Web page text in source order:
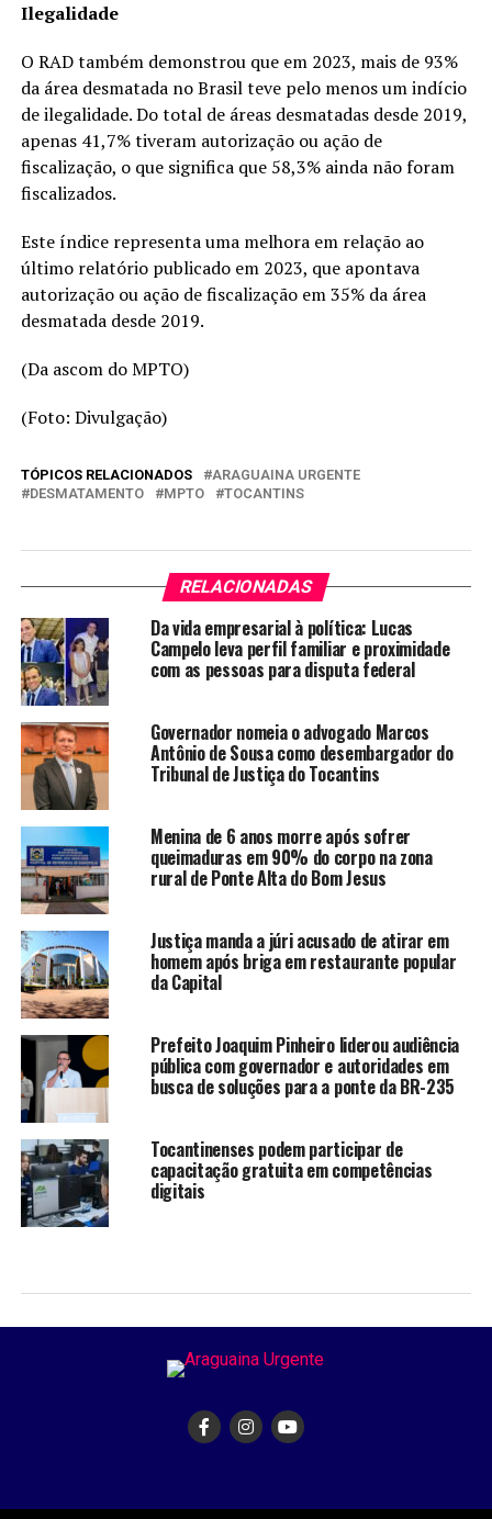
Ilegalidade
O RAD também demonstrou que em 2023, mais de 93%
da área desmatada no Brasil teve pelo menos um indício
de ilegalidade. Do total de áreas desmatadas desde 2019,
apenas 41,7% tiveram autorização ou ação de
fiscalização, o que significa que 58,3% ainda não foram
fiscalizados.
Este índice representa uma melhora em relação ao
último relatório publicado em 2023, que apontava
autorização ou ação de fiscalização em 35% da área
desmatada desde 2019.
(Da ascom do MPTO)
(Foto: Divulgação)
TÓPICOS RELACIONADOS
ARAGUAINA URGENTE
DESMATAMENTO
MPTO TOCANTINS
RELACIONADAS
Da vida empresarial à política: Lucas
Campelo leva perfil familiar e proximidade
com as pessoas para disputa federal
Governador nomeia o advogado Marcos
Antônio de Sousa como desembargador do
Tribunal de Justiça do Tocantins
Menina de 6 anos morre após sofrer
queimaduras em 90% do corpo na zona
rural de Ponte Alta do Bom Jesus
Justiça manda a júri acusado de atirar em
homem após briga em restaurante popular
da Capital
Prefeito Joaquim Pinheiro liderou audiência
pública com governador e autoridades em
busca de soluções para a ponte da BR-235
Tocantinenses podem participar de
capacitação gratuita em competências
digitais